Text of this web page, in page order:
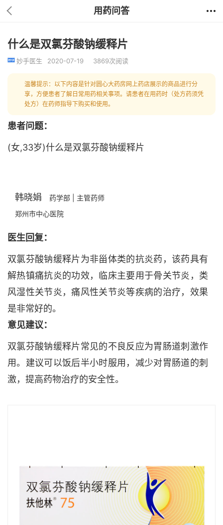
用药问答
什么是双氯芬酸钠缓释片
妙手医生 2020-07-19 3869次阅读
温馨提示：以下内容是针对圆心大药房网上药店展示的商品进行分
享，方便患者了解日常用药相关事项。请患者在用药时（处方药须凭
处方）在药师指导下购买和使用。
患者问题：
(女,33岁)什么是双氯芬酸钠缓释片
韩晓娟
药学部 | 主管药师
郑州市中心医院
医生回复：
双氯芬酸钠缓释片为非甾体类的抗炎药，该药具有
解热镇痛抗炎的功效，临床主要用于骨关节炎，类
风湿性关节炎，痛风性关节炎等疾病的治疗，效果
是非常好的。
意见建议：
双氯芬酸钠缓释片常见的不良反应为胃肠道刺激作
用。建议可以饭后半小时服用，减少对胃肠道的刺
激，提高药物治疗的安全性。